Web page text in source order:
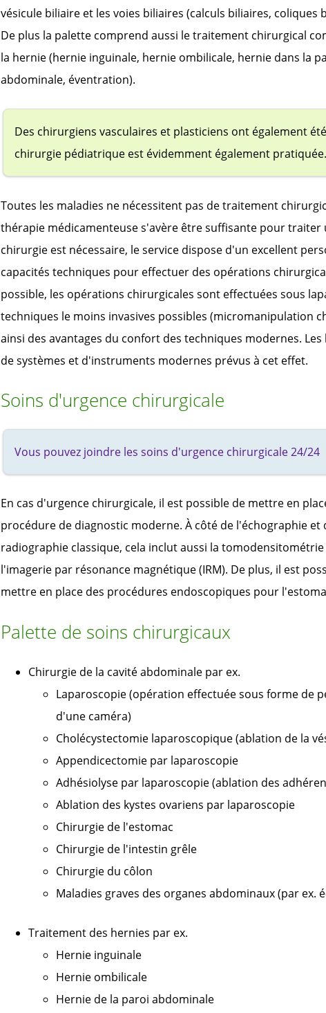
vésicule biliaire et les voies biliaires (calculs biliaires, coliques
De plus la palette comprend aussi le traitement chirurgical
la hernie (hernie inguinale, hernie ombilicale, hernie dans la
abdominale, éventration).
Des chirurgiens vasculaires et plasticiens ont également
chirurgie pédiatrique est évidemment également pratiquée.
Toutes les maladies ne nécessitent pas de traitement
thérapie médicamenteuse s'avère être suffisante pour traiter
chirurgie est nécessaire, le service dispose d'un excellent
capacités techniques pour effectuer des opérations
possible, les opérations chirurgicales sont effectuées sous
techniques le moins invasives possibles (micromanipulation
ainsi des avantages du confort des techniques modernes.
de systèmes et d'instruments modernes prévus à cet effet.
Soins d'urgence chirurgicale
Vous pouvez joindre les soins d'urgence chirurgicale 24/24
En cas d'urgence chirurgicale, il est possible de mettre en
procédure de diagnostic moderne. À côté de l'échographie et
radiographie classique, cela inclut aussi la tomodensitométrie
l'imagerie par résonance magnétique (IRM). De plus, il est
mettre en place des procédures endoscopiques pour
Palette de soins chirurgicaux
Chirurgie de la cavité abdominale par ex.
Laparoscopie (opération effectuée sous forme de
d'une caméra)
Cholécystectomie laparoscopique (ablation de la
Appendicectomie par laparoscopie
Adhésiolyse par laparoscopie (ablation des
Ablation des kystes ovariens par laparoscopie
Chirurgie de l'estomac
Chirurgie de l'intestin grêle
Chirurgie du côlon
Maladies graves des organes abdominaux (par ex.
Traitement des hernies par ex.
Hernie inguinale
Hernie ombilicale
Hernie de la paroi abdominale